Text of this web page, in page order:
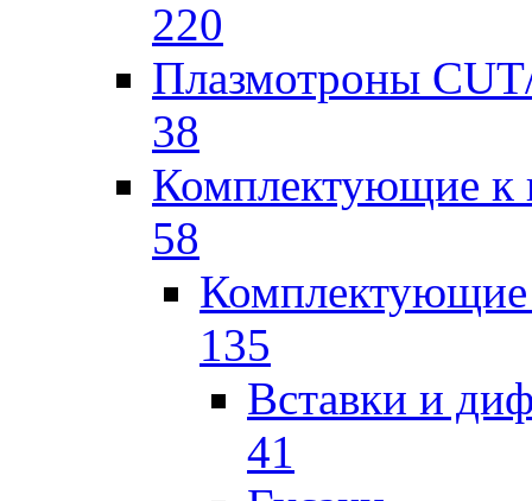
220
Плазмотроны
38
Комплектующие к
58
135
Вставки и
41